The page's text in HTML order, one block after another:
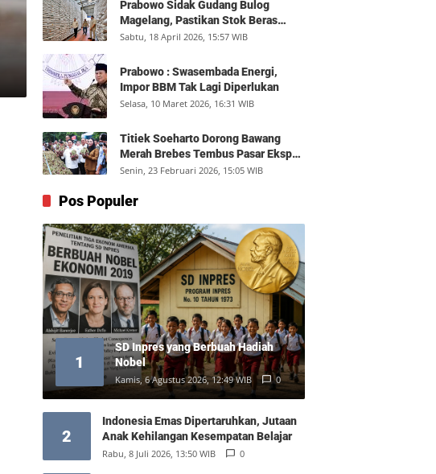
Prabowo Sidak Gudang Bulog
Magelang, Pastikan Stok Beras
Aman dan Distribusi Lancar
Sabtu, 18 April 2026, 15:57 WIB
Prabowo : Swasembada Energi,
Impor BBM Tak Lagi Diperlukan
Selasa, 10 Maret 2026, 16:31 WIB
Titiek Soeharto Dorong Bawang
Merah Brebes Tembus Pasar Ekspor,
Petani Bisa Untung Rp350 Juta per
Senin, 23 Februari 2026, 15:05 WIB
Pos Populer
1
SD Inpres yang Berbuah Hadiah
Nobel
Kamis, 6 Agustus 2026, 12:49 WIB 0
2
Indonesia Emas Dipertaruhkan, Jutaan
Anak Kehilangan Kesempatan Belajar
Rabu, 8 Juli 2026, 13:50 WIB 0